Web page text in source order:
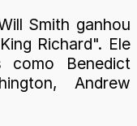
Smith ganhou
Richard". Ele
como Benedict
Andrew